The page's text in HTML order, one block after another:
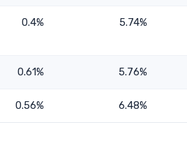
5.74%
0.4%
5.76%
0.61%
6.48%
0.56%